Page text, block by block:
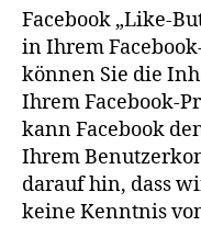
Facebook „Like-
in Ihrem
können Sie die
Ihrem Facebook-
kann Facebook
Ihrem
darauf hin, dass
keine Kenntnis